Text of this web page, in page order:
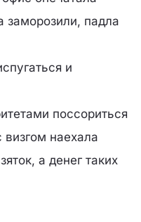
заморозили, падла
и
поссориться
визгом наехала
а денег таких